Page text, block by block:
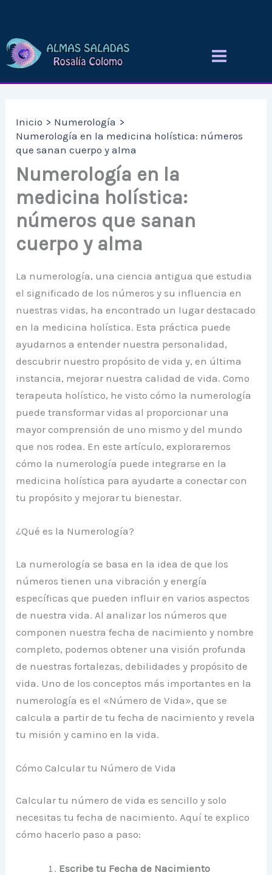
contenido
Inicio
Numerología
Numerología en la medicina holística: números
que sanan cuerpo y alma
Numerología en la
medicina holística:
números que sanan
cuerpo y alma
La numerología, una ciencia antigua que estudia
el significado de los números y su influencia en
nuestras vidas, ha encontrado un lugar destacado
en la medicina holística. Esta práctica puede
ayudarnos a entender nuestra personalidad,
descubrir nuestro propósito de vida y, en última
instancia, mejorar nuestra calidad de vida. Como
terapeuta holístico, he visto cómo la numerología
puede transformar vidas al proporcionar una
mayor comprensión de uno mismo y del mundo
que nos rodea. En este artículo, exploraremos
cómo la numerología puede integrarse en la
medicina holística para ayudarte a conectar con
tu propósito y mejorar tu bienestar.
¿Qué es la Numerología?
La numerología se basa en la idea de que los
números tienen una vibración y energía
específicas que pueden influir en varios aspectos
de nuestra vida. Al analizar los números que
componen nuestra fecha de nacimiento y nombre
completo, podemos obtener una visión profunda
de nuestras fortalezas, debilidades y propósito de
vida. Uno de los conceptos más importantes en la
numerología es el «Número de Vida», que se
calcula a partir de tu fecha de nacimiento y revela
tu misión y camino en la vida.
Cómo Calcular tu Número de Vida
Calcular tu número de vida es sencillo y solo
necesitas tu fecha de nacimiento. Aquí te explico
cómo hacerlo paso a paso:
Escribe tu Fecha de Nacimiento